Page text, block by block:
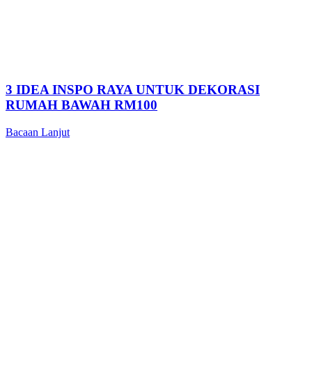
3 IDEA INSPO RAYA UNTUK DEKORASI
RUMAH BAWAH RM100
Bacaan Lanjut